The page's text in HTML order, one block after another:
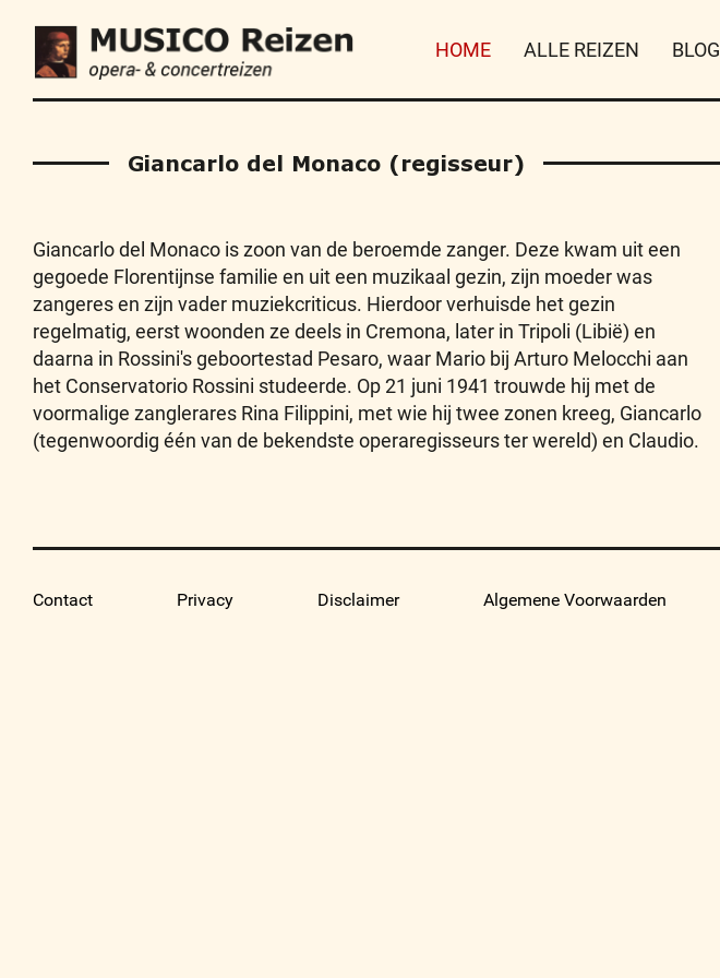
HOME ALLE REIZEN BLOG
Giancarlo del Monaco (regisseur)
Giancarlo del Monaco is zoon van de beroemde zanger. Deze kwam uit een
gegoede Florentijnse familie en uit een muzikaal gezin, zijn moeder was
zangeres en zijn vader muziekcriticus. Hierdoor verhuisde het gezin
regelmatig, eerst woonden ze deels in Cremona, later in Tripoli (Libië) en
daarna in Rossini's geboortestad Pesaro, waar Mario bij Arturo Melocchi aan
het Conservatorio Rossini studeerde. Op 21 juni 1941 trouwde hij met de
voormalige zanglerares Rina Filippini, met wie hij twee zonen kreeg, Giancarlo
(tegenwoordig één van de bekendste operaregisseurs ter wereld) en Claudio.
Contact Privacy Disclaimer Algemene Voorwaarden